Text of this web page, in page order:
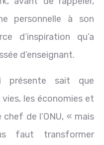
personnelle à son
d’inspiration qu’a
d’enseignant.
présente sait que
les économies et
de l’ONU, « mais
faut transformer